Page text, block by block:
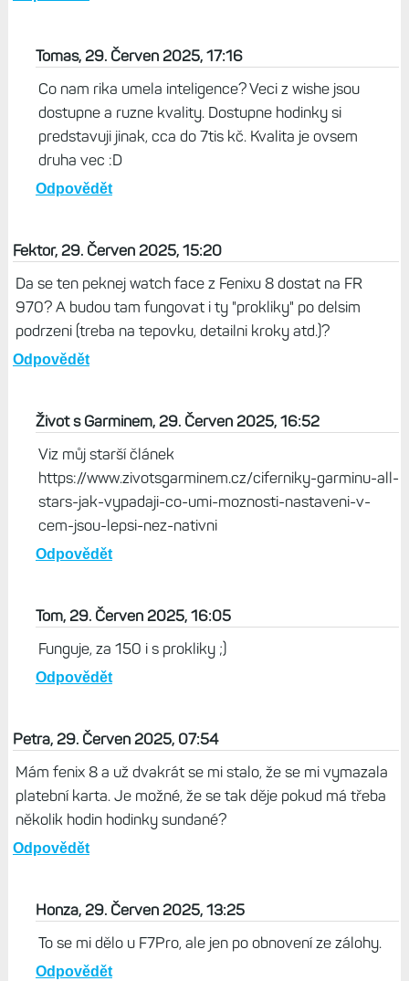
Tomas, 29. Červen 2025, 17:16
Co nam rika umela inteligence? Veci z wishe jsou
dostupne a ruzne kvality. Dostupne hodinky si
predstavuji jinak, cca do 7tis kč. Kvalita je ovsem
druha vec :D
Odpovědět
Fektor, 29. Červen 2025, 15:20
Da se ten peknej watch face z Fenixu 8 dostat na FR
970? A budou tam fungovat i ty "prokliky" po delsim
podrzeni (treba na tepovku, detailni kroky atd.)?
Odpovědět
Život s Garminem, 29. Červen 2025, 16:52
Viz můj starší článek
https://www.zivotsgarminem.cz/ciferniky-garminu-all-
stars-jak-vypadaji-co-umi-moznosti-nastaveni-v-
cem-jsou-lepsi-nez-nativni
Odpovědět
Tom, 29. Červen 2025, 16:05
Funguje, za 150 i s prokliky ;)
Odpovědět
Petra, 29. Červen 2025, 07:54
Mám fenix 8 a už dvakrát se mi stalo, že se mi vymazala
platební karta. Je možné, že se tak děje pokud má třeba
několik hodin hodinky sundané?
Odpovědět
Honza, 29. Červen 2025, 13:25
To se mi dělo u F7Pro, ale jen po obnovení ze zálohy.
Odpovědět